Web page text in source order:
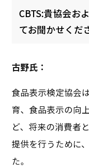
CBTS:貴協会お
てお聞かせくだ
古野氏：
食品表示検定協会
育、食品表示の向
ど、将来の消費者
提供を行うために
た。